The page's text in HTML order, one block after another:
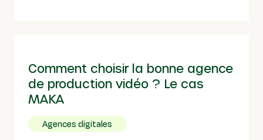
Comment choisir la bonne agence
de production vidéo ? Le cas
MAKA
Agences digitales